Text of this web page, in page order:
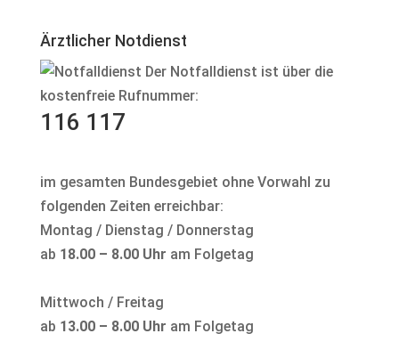
Ärztlicher Notdienst
Der Notfalldienst ist über die
kostenfreie Rufnummer:
116 117
im gesamten Bundesgebiet ohne Vorwahl zu
folgenden Zeiten erreichbar:
Montag / Dienstag / Donnerstag
ab 18.00 – 8.00 Uhr am Folgetag
Mittwoch / Freitag
ab 13.00 – 8.00 Uhr am Folgetag